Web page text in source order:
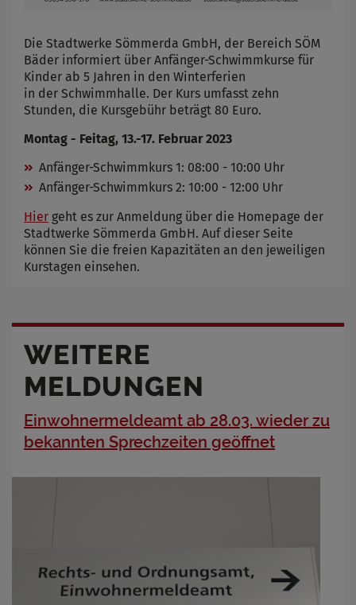
Die Stadtwerke Sömmerda GmbH, der Bereich SÖM
Bäder informiert über Anfänger-Schwimmkurse für
Kinder ab 5 Jahren in den Winterferien
in der Schwimmhalle. Der Kurs umfasst zehn
Stunden, die Kursgebühr beträgt 80 Euro.
Montag - Feitag, 13.-17. Februar 2023
Anfänger-Schwimmkurs 1: 08:00 - 10:00 Uhr
Anfänger-Schwimmkurs 2: 10:00 - 12:00 Uhr
Hier geht es zur Anmeldung über die Homepage der
Stadtwerke Sömmerda GmbH. Auf dieser Seite
können Sie die freien Kapazitäten an den jeweiligen
Kurstagen einsehen.
WEITERE
MELDUNGEN
Einwohnermeldeamt ab 28.03. wieder zu
bekannten Sprechzeiten geöffnet